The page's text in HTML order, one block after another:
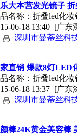
大本营发光镜子
名称：折叠led化
06-18 13:40 [广东
深圳市曼蒂丝科
直销 爆款8灯LED
名称：折叠led化
06-18 13:37 [广东
深圳市曼蒂丝科
棒24K黄金美容棒